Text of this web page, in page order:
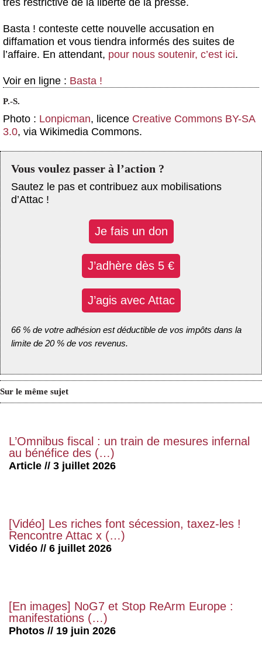
Basta ! conteste cette nouvelle accusation en
diffamation et vous tiendra informés des suites de
l’affaire. En attendant, pour nous soutenir, c’est ici.
Voir en ligne : Basta !
P.-S.
Photo : Lonpicman, licence Creative Commons BY-SA
3.0, via Wikimedia Commons.
Vous voulez passer à l’action ?
Sautez le pas et contribuez aux mobilisations
d’Attac !
Je fais un don
J’adhère dès 5 €
J’agis avec Attac
66 % de votre adhésion est déductible de vos impôts dans la
limite de 20 % de vos revenus.
Sur le même sujet
L’Omnibus fiscal : un train de mesures infernal
au bénéfice des (…)
Article // 3 juillet 2026
[Vidéo] Les riches font sécession, taxez-les !
Rencontre Attac x (…)
Vidéo // 6 juillet 2026
[En images] NoG7 et Stop ReArm Europe :
manifestations (…)
Photos // 19 juin 2026